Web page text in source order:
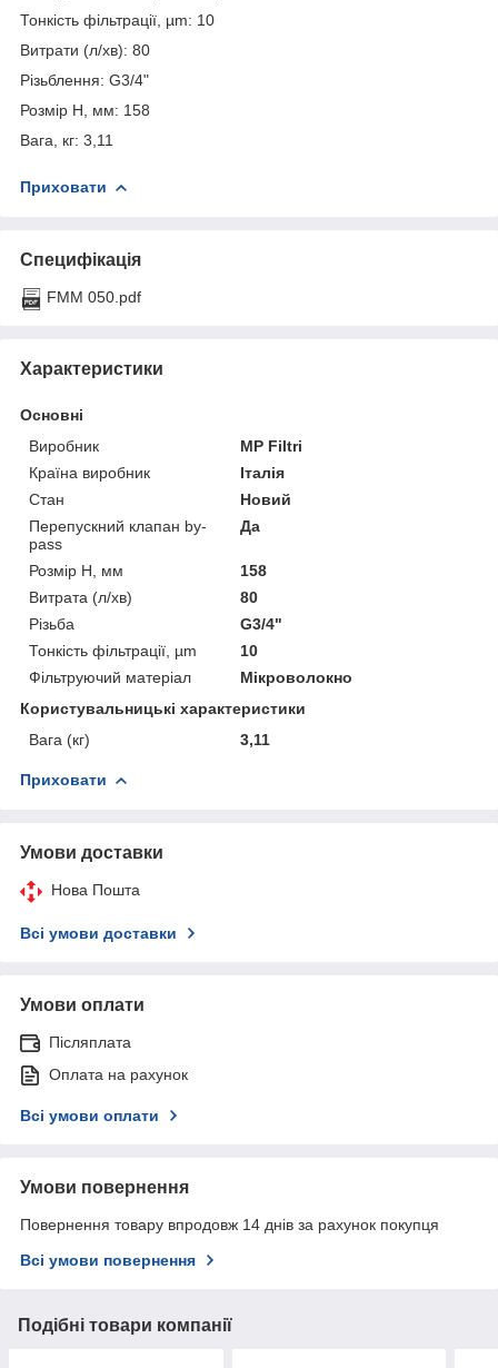
Тонкість фільтрації, µm: 10
Витрати (л/хв): 80
Різьблення: G3/4"
Розмір H, мм: 158
Вага, кг: 3,11
Приховати
Специфікація
FMM 050.pdf
Характеристики
Основні
Виробник
MP Filtri
Країна виробник
Італія
Стан
Новий
Перепускний клапан by-
pass
Да
Розмір H, мм
158
Витрата (л/хв)
80
Різьба
G3/4"
Тонкість фільтрації, µm
10
Фільтруючий матеріал
Мікроволокно
Користувальницькі характеристики
Вага (кг)
3,11
Приховати
Умови доставки
Нова Пошта
Всі умови доставки
Умови оплати
Післяплата
Оплата на рахунок
Всі умови оплати
Умови повернення
Повернення товару впродовж 14 днів за рахунок покупця
Всі умови повернення
Подібні товари компанії